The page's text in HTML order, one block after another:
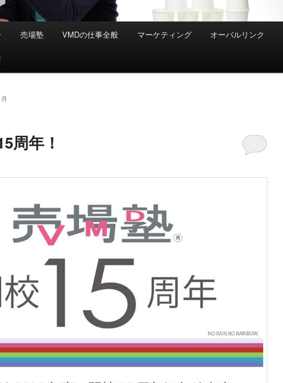
売場塾 VMDの仕事全般 マーケティング オーバルリンク
周年！